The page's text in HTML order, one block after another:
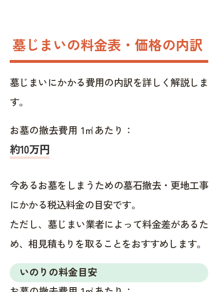
墓じまいの料金表・価格の内訳
墓じまいにかかる費用の内訳を詳しく解説しま
す。
お墓の撤去費用 1㎡あたり：
約10万円
今あるお墓をしまうための墓石撤去・更地工事
にかかる税込料金の目安です。
ただし、墓じまい業者によって料金差があるた
め、相見積もりを取ることをおすすめします。
いのりの料金目安